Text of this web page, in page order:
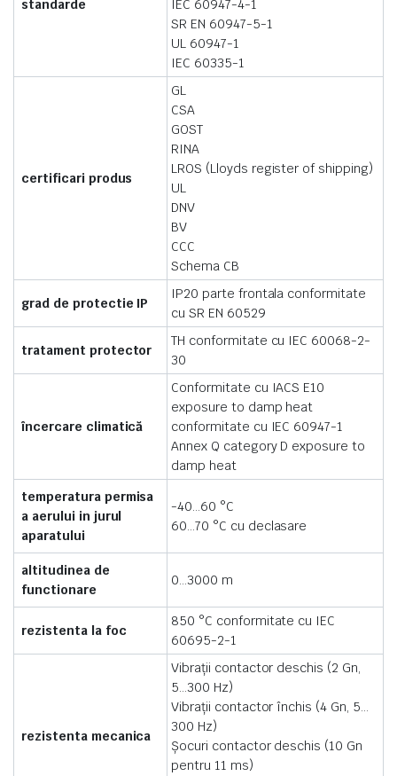
standarde
IEC 60947-4-1
SR EN 60947-5-1
UL 60947-1
IEC 60335-1
certificari produs
GL
CSA
GOST
RINA
LROS (Lloyds register of shipping)
UL
DNV
BV
CCC
Schema CB
grad de protectie IP
IP20 parte frontala conformitate
cu SR EN 60529
tratament protector
TH conformitate cu IEC 60068-2-
30
încercare climatică
Conformitate cu IACS E10
exposure to damp heat
conformitate cu IEC 60947-1
Annex Q category D exposure to
damp heat
temperatura permisa
a aerului in jurul
aparatului
-40…60 °C
60…70 °C cu declasare
altitudinea de
functionare
0…3000 m
rezistenta la foc
850 °C conformitate cu IEC
60695-2-1
rezistenta mecanica
Vibraţii contactor deschis (2 Gn,
5…300 Hz)
Vibraţii contactor închis (4 Gn, 5…
300 Hz)
Şocuri contactor deschis (10 Gn
pentru 11 ms)